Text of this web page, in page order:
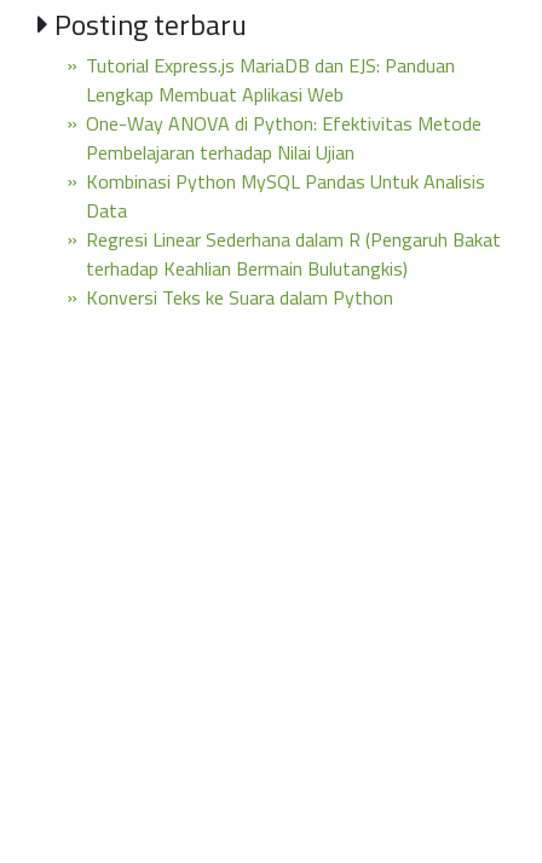
Posting terbaru
Tutorial Express.js MariaDB dan EJS: Panduan
Lengkap Membuat Aplikasi Web
One-Way ANOVA di Python: Efektivitas Metode
Pembelajaran terhadap Nilai Ujian
Kombinasi Python MySQL Pandas Untuk Analisis
Data
Regresi Linear Sederhana dalam R (Pengaruh Bakat
terhadap Keahlian Bermain Bulutangkis)
Konversi Teks ke Suara dalam Python